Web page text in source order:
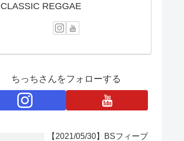
CLASSIC REGGAE
ちっちさんをフォローする
【2021/05/30】BSフィーブ